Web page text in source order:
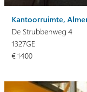
Kantoorruimte,
De Strubbenweg 4
1327GE
€ 1400